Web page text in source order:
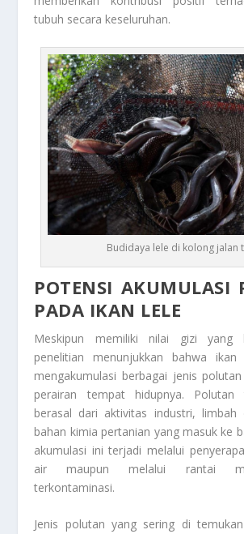
tubuh secara keseluruhan.
Budidaya lele di kolong jalan
POTENSI AKUMULASI
PADA IKAN LELE
Meskipun memiliki nilai gizi yang
penelitian menunjukkan bahwa
mengakumulasi berbagai jenis
perairan tempat hidupnya. Polutan
berasal dari aktivitas industri, limbah
bahan kimia pertanian yang masuk ke
akumulasi ini terjadi melalui
air maupun melalui rantai
terkontaminasi.
Jenis polutan yang sering di